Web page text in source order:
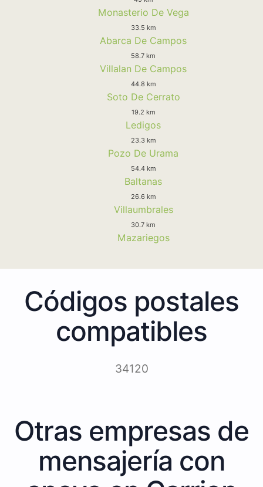
Monasterio De Vega
33.5 km
Abarca De Campos
58.7 km
Villalan De Campos
44.8 km
Soto De Cerrato
19.2 km
Ledigos
23.3 km
Pozo De Urama
54.4 km
Baltanas
26.6 km
Villaumbrales
30.7 km
Mazariegos
Códigos postales
compatibles
34120
Otras empresas de
mensajería con